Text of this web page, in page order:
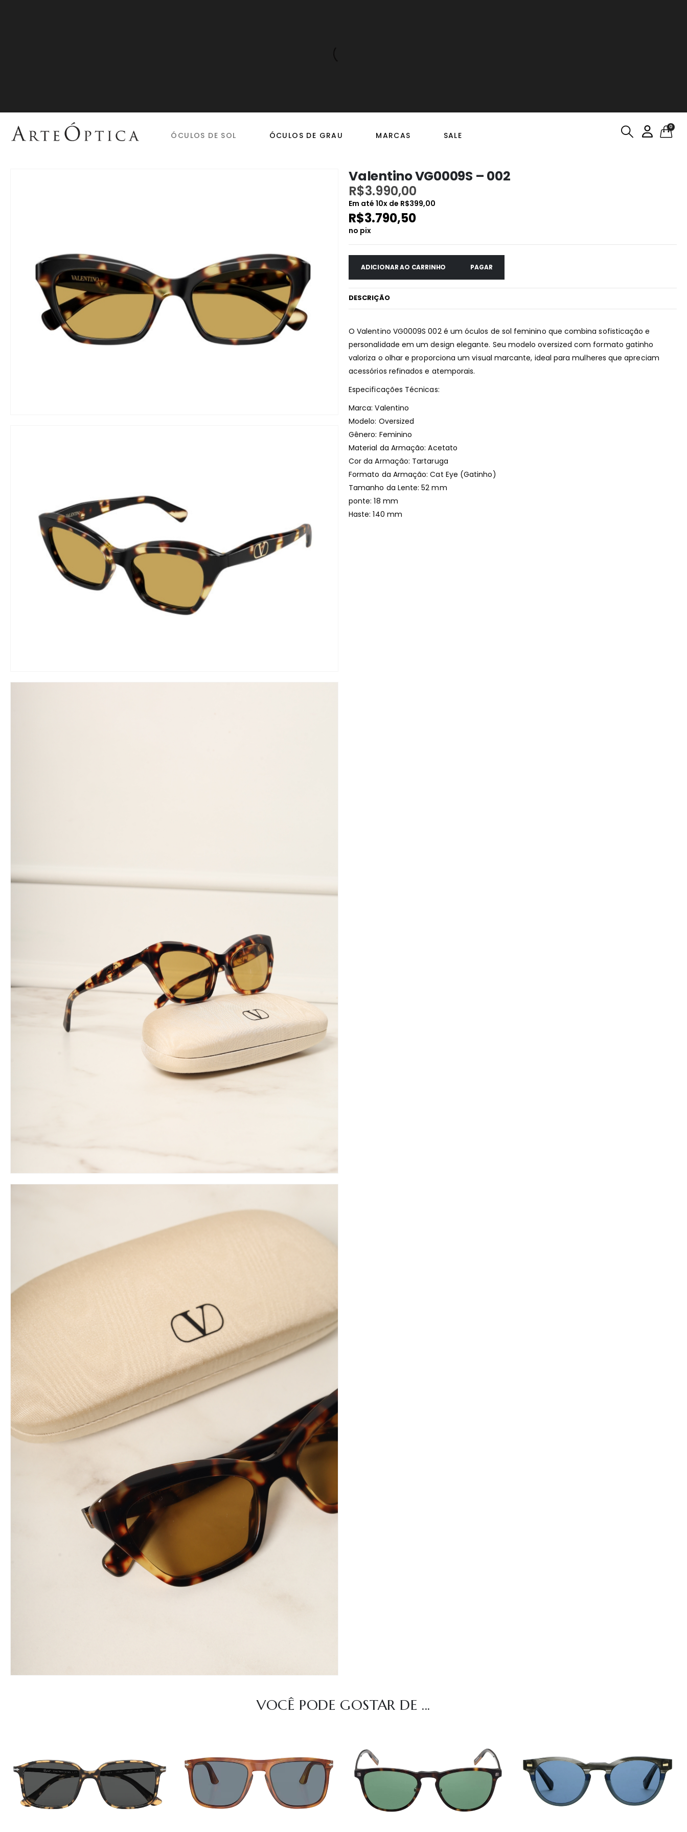
ÓCULOS DE SOL ÓCULOS DE GRAU MARCAS SALE
0
Valentino VG0009S – 002
R$3.990,00
Em até 10x de R$399,00
R$3.790,50
no pix
ADICIONAR AO CARRINHO PAGAR
DESCRIÇÃO
O Valentino VG0009S 002 é um óculos de sol feminino que combina sofisticação e
personalidade em um design elegante. Seu modelo oversized com formato gatinho
valoriza o olhar e proporciona um visual marcante, ideal para mulheres que apreciam
acessórios refinados e atemporais.
Especificações Técnicas:
Marca: Valentino
Modelo: Oversized
Gênero: Feminino
Material da Armação: Acetato
Cor da Armação: Tartaruga
Formato da Armação: Cat Eye (Gatinho)
Tamanho da Lente: 52 mm
ponte: 18 mm
Haste: 140 mm
VOCÊ PODE GOSTAR DE ...